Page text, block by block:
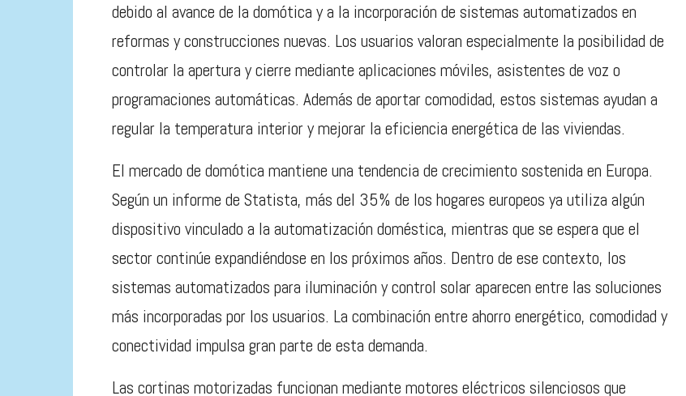
debido al avance de la domótica y a la incorporación de sistemas automatizados en
reformas y construcciones nuevas. Los usuarios valoran especialmente la posibilidad de
controlar la apertura y cierre mediante aplicaciones móviles, asistentes de voz o
programaciones automáticas. Además de aportar comodidad, estos sistemas ayudan a
regular la temperatura interior y mejorar la eficiencia energética de las viviendas.
El mercado de domótica mantiene una tendencia de crecimiento sostenida en Europa.
Según un informe de Statista, más del 35% de los hogares europeos ya utiliza algún
dispositivo vinculado a la automatización doméstica, mientras que se espera que el
sector continúe expandiéndose en los próximos años. Dentro de ese contexto, los
sistemas automatizados para iluminación y control solar aparecen entre las soluciones
más incorporadas por los usuarios. La combinación entre ahorro energético, comodidad y
conectividad impulsa gran parte de esta demanda.
Las cortinas motorizadas funcionan mediante motores eléctricos silenciosos que